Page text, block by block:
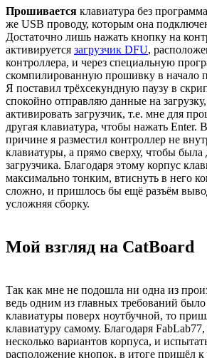
Прошивается клавиатура без
же USB проводу, которым она
Достаточно лишь нажать кнопку на
активируется загрузчик DFU,
контроллера, и через специальную
скомпилированную прошивку в начало
Я поставил трёхсекундную паузу в
спокойно отправляю данные на
активировать загрузчик, т.е. мне для
другая клавиатура, чтобы нажать Enter.
причине я разместил контроллер не
клавиатуры, а прямо сверху, чтобы была
загрузчика. Благодаря этому корпус
максимально тонким, втиснуть в него
сложно, и пришлось бы ещё разъём
усложняя сборку.
Мой взгляд на CatBoard
Так как мне не подошла ни одна из
ведь одним из главных требований
клавиатуры поверх ноутбучной, то
клавиатуру самому. Благодаря
несколько вариантов корпуса, и
расположение кнопок, в итоге пришёл к